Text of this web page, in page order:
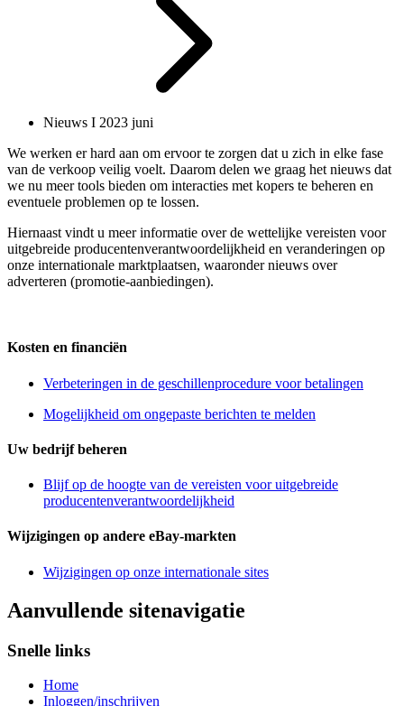
Nieuws I 2023 juni
We werken er hard aan om ervoor te zorgen dat u zich in elke fase
van de verkoop veilig voelt. Daarom delen we graag het nieuws dat
we nu meer tools bieden om interacties met kopers te beheren en
eventuele problemen op te lossen.
Hiernaast vindt u meer informatie over de wettelijke vereisten voor
uitgebreide producentenverantwoordelijkheid en veranderingen op
onze internationale marktplaatsen, waaronder nieuws over
adverteren (promotie-aanbiedingen).
Kosten en financiën
Verbeteringen in de geschillenprocedure voor betalingen
Mogelijkheid om ongepaste berichten te melden
Uw bedrijf beheren
Blijf op de hoogte van de vereisten voor uitgebreide
producentenverantwoordelijkheid
Wijzigingen op andere eBay-markten
Wijzigingen op onze internationale sites
Aanvullende sitenavigatie
Snelle links
Home
Inloggen/inschrijven